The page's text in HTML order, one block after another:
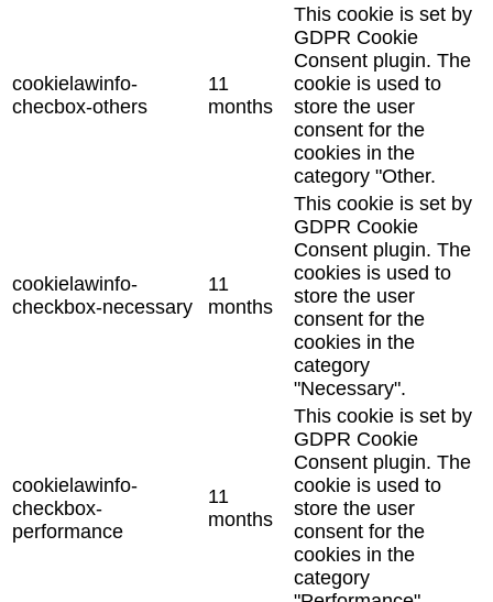
cookielawinfo-
checbox-others
11
months
This cookie is set by
GDPR Cookie
Consent plugin. The
cookie is used to
store the user
consent for the
cookies in the
category "Other.
cookielawinfo-
checkbox-necessary
11
months
This cookie is set by
GDPR Cookie
Consent plugin. The
cookies is used to
store the user
consent for the
cookies in the
category
"Necessary".
cookielawinfo-
checkbox-
performance
11
months
This cookie is set by
GDPR Cookie
Consent plugin. The
cookie is used to
store the user
consent for the
cookies in the
category